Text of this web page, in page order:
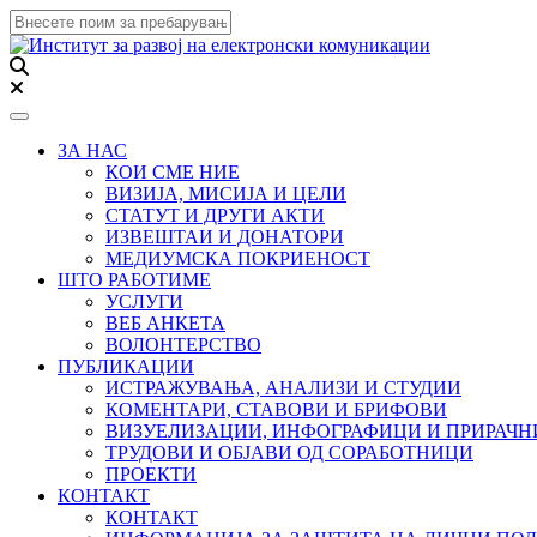
Toggle navigation
ЗА НАС
КОИ СМЕ НИЕ
ВИЗИЈА, МИСИЈА И ЦЕЛИ
СТАТУТ И ДРУГИ АКТИ
ИЗВЕШТАИ И ДОНАТОРИ
МЕДИУМСКА ПОКРИЕНОСТ
ШТО РАБОТИМЕ
УСЛУГИ
ВЕБ АНКЕТА
ВОЛОНТЕРСТВО
ПУБЛИКАЦИИ
ИСТРАЖУВАЊА, АНАЛИЗИ И СТУДИИ
КОМЕНТАРИ, СТАВОВИ И БРИФОВИ
ВИЗУЕЛИЗАЦИИ, ИНФОГРАФИЦИ И
ТРУДОВИ И ОБЈАВИ ОД СОРАБОТНИЦИ
ПРОЕКТИ
КОНТАКТ
КОНТАКТ